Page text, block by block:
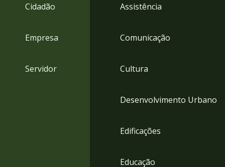
Cidadão
Empresa
Servidor
Assistência
Comunicação
Cultura
Desenvolvimento Urbano
Edificações
Educação